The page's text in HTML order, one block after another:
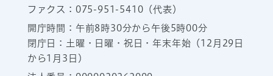
ファクス：075-951-5410（代表）
開庁時間：午前8時30分から午後5時00分
閉庁日：土曜・日曜・祝日・年末年始（12月29日
から1月3日）